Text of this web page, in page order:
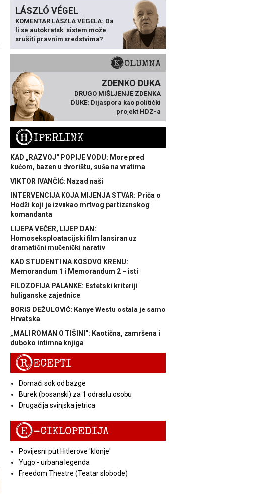
LÁSZLÓ VÉGEL
KOMENTAR LÁSZLA VÉGELA: Da
li se autokratski sistem može
srušiti pravnim sredstvima?
KOLUMNA
ZDENKO DUKA
DRUGO MIŠLJENJE ZDENKA
DUKE: Dijaspora kao politički
projekt HDZ-a
HIPERLINK
KAD „RAZVOJ“ POPIJE VODU: More pred
kućom, bazen u dvorištu, suša na vratima
VIKTOR IVANČIĆ: Nazad naši
INTERVENCIJA KOJA MIJENJA STVAR: Priča o
Hodži koji je izvukao mrtvog partizanskog
komandanta
LIJEPA VEČER, LIJEP DAN:
Homoseksploatacijski film lansiran uz
dramatični mučenički narativ
KAD STUDENTI NA KOSOVO KRENU:
Memorandum 1 i Memorandum 2 – isti
FILOZOFIJA PALANKE: Estetski kriteriji
huliganske zajednice
BORIS DEŽULOVIĆ: Kanye Westu ostala je samo
Hrvatska
„MALI ROMAN O TIŠINI“: Kaotična, zamršena i
duboko intimna knjiga
RECEPTI
Domaći sok od bazge
Burek (bosanski) za 1 odraslu osobu
Drugačija svinjska jetrica
E-CIKLOPEDIJA
Povijesni put Hitlerove 'klonje'
Yugo - urbana legenda
Freedom Theatre (Teatar slobode)